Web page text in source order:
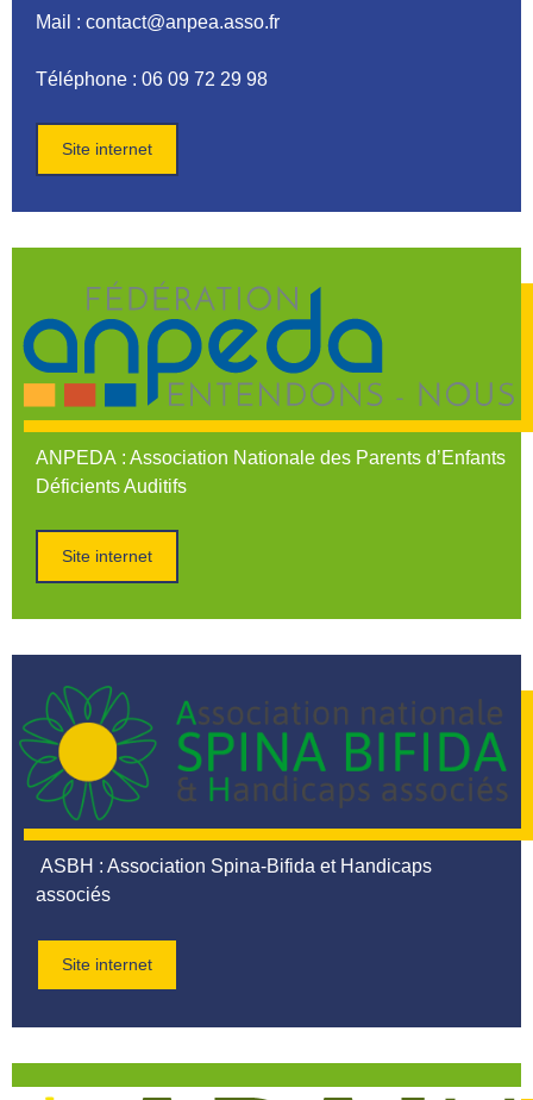
Mail : contact@anpea.asso.fr
Téléphone : 06 09 72 29 98
Site internet
ANPEDA : Association Nationale des Parents d’Enfants
Déficients Auditifs
Site internet
ASBH : Association Spina-Bifida et Handicaps
associés
Site internet